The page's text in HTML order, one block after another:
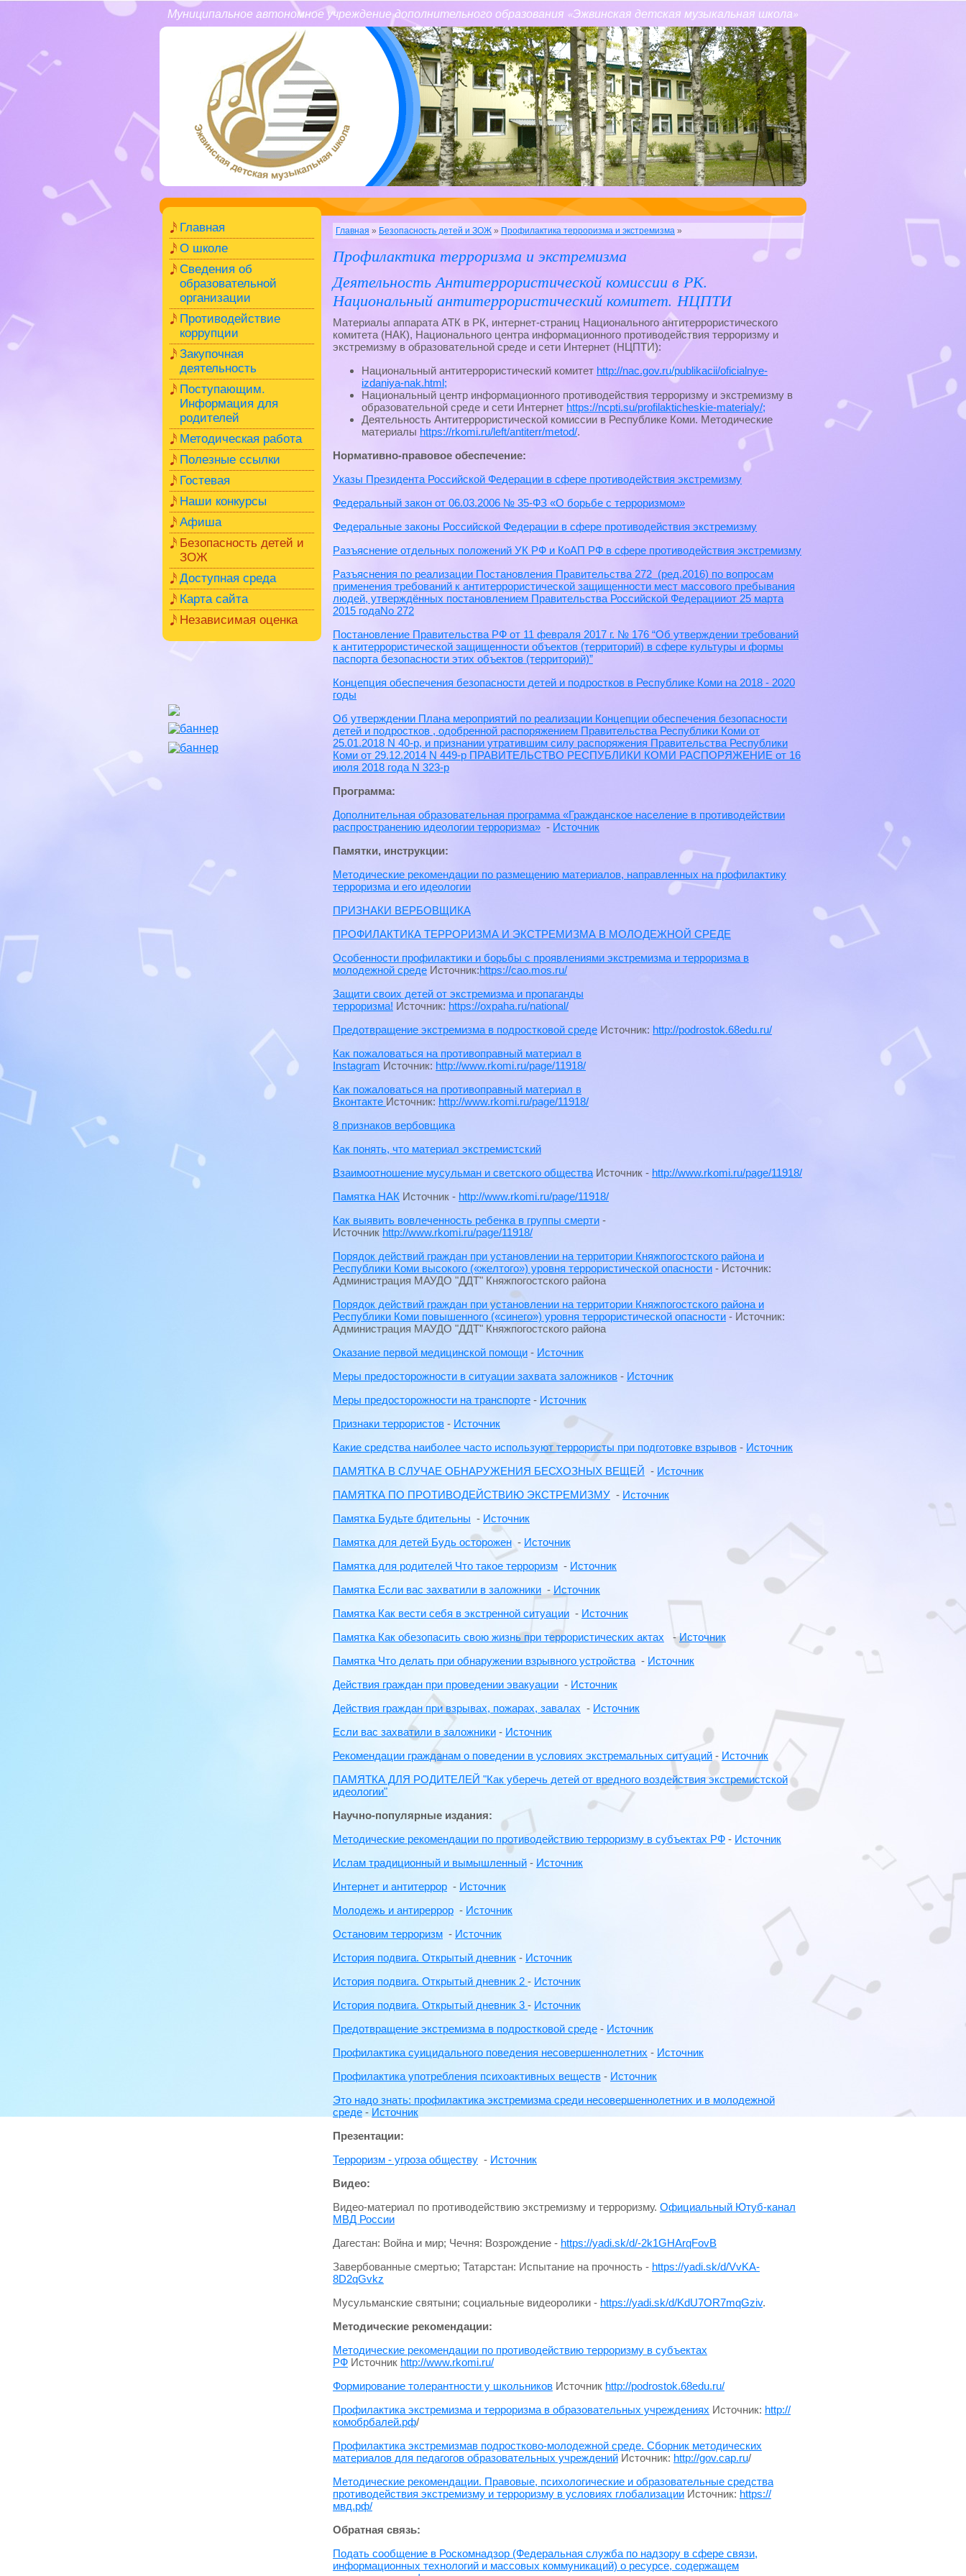
Муниципальное автономное учреждение дополнительного образования «Эжвинская детская музыкальная школа»
Главная
О школе
Сведения об
образовательной
организации
Противодействие
коррупции
Закупочная
деятельность
Поступающим.
Информация для
родителей
Методическая работа
Полезные ссылки
Гостевая
Наши конкурсы
Афиша
Безопасность детей и
ЗОЖ
Доступная среда
Карта сайта
Независимая оценка
Главная » Безопасность детей и ЗОЖ » Профилактика терроризма и экстремизма »
Профилактика терроризма и экстремизма
Деятельность Антитеррористической комиссии в РК.
Национальный антитеррористический комитет. НЦПТИ
Материалы аппарата АТК в РК, интернет-страниц Национального антитеррористического
комитета (НАК), Национального центра информационного противодействия терроризму и
экстремизму в образовательной среде и сети Интернет (НЦПТИ):
Национальный антитеррористический комитет http://nac.gov.ru/publikacii/oficialnye-
izdaniya-nak.html;
Национальный центр информационного противодействия терроризму и экстремизму в
образовательной среде и сети Интернет https://ncpti.su/profilakticheskie-materialy/;
Деятельность Антитеррористической комиссии в Республике Коми. Методические
материалы https://rkomi.ru/left/antiterr/metod/.
Нормативно-правовое обеспечение:
Указы Президента Российской Федерации в сфере противодействия экстремизму
Федеральный закон от 06.03.2006 № 35-ФЗ «О борьбе с терроризмом»
Федеральные законы Российской Федерации в сфере противодействия экстремизму
Разъяснение отдельных положений УК РФ и КоАП РФ в сфере противодействия экстремизму
Разъяснения по реализации Постановления Правительства 272 (ред.2016) по вопросам
применения требований к антитеррористической защищенности мест массового пребывания
людей, утверждённых постановлением Правительства Российской Федерацииот 25 марта
2015 годаNo 272
Постановление Правительства РФ от 11 февраля 2017 г. № 176 “Об утверждении требований
к антитеррористической защищенности объектов (территорий) в сфере культуры и формы
паспорта безопасности этих объектов (территорий)”
Концепция обеспечения безопасности детей и подростков в Республике Коми на 2018 - 2020
годы
Об утверждении Плана мероприятий по реализации Концепции обеспечения безопасности
детей и подростков , одобренной распоряжением Правительства Республики Коми от
25.01.2018 N 40-р, и признании утратившим силу распоряжения Правительства Республики
Коми от 29.12.2014 N 449-р ПРАВИТЕЛЬСТВО РЕСПУБЛИКИ КОМИ РАСПОРЯЖЕНИЕ от 16
июля 2018 года N 323-р
Программа:
Дополнительная образовательная программа «Гражданское население в противодействии
распространению идеологии терроризма» - Источник
Памятки, инструкции:
Методические рекомендации по размещению материалов, направленных на профилактику
терроризма и его идеологии
ПРИЗНАКИ ВЕРБОВЩИКА
ПРОФИЛАКТИКА ТЕРРОРИЗМА И ЭКСТРЕМИЗМА В МОЛОДЕЖНОЙ СРЕДЕ
Особенности профилактики и борьбы с проявлениями экстремизма и терроризма в
молодежной среде Источник:https://cao.mos.ru/
Защити своих детей от экстремизма и пропаганды
терроризма! Источник: https://oxpaha.ru/national/
Предотвращение экстремизма в подростковой среде Источник: http://podrostok.68edu.ru/
Как пожаловаться на противоправный материал в
Instagram Источник: http://www.rkomi.ru/page/11918/
Как пожаловаться на противоправный материал в
Вконтакте Источник: http://www.rkomi.ru/page/11918/
8 признаков вербовщика
Как понять, что материал экстремистский
Взаимоотношение мусульман и светского общества Источник - http://www.rkomi.ru/page/11918/
Памятка НАК Источник - http://www.rkomi.ru/page/11918/
Как выявить вовлеченность ребенка в группы смерти -
Источник http://www.rkomi.ru/page/11918/
Порядок действий граждан при установлении на территории Княжпогостского района и
Республики Коми высокого («желтого») уровня террористической опасности - Источник:
Администрация МАУДО "ДДТ" Княжпогостского района
Порядок действий граждан при установлении на территории Княжпогостского района и
Республики Коми повышенного («синего») уровня террористической опасности - Источник:
Администрация МАУДО "ДДТ" Княжпогостского района
Оказание первой медицинской помощи - Источник
Меры предосторожности в ситуации захвата заложников - Источник
Меры предосторожности на транспорте - Источник
Признаки террористов - Источник
Какие средства наиболее часто используют террористы при подготовке взрывов - Источник
ПАМЯТКА В СЛУЧАЕ ОБНАРУЖЕНИЯ БЕСХОЗНЫХ ВЕЩЕЙ - Источник
ПАМЯТКА ПО ПРОТИВОДЕЙСТВИЮ ЭКСТРЕМИЗМУ - Источник
Памятка Будьте бдительны - Источник
Памятка для детей Будь осторожен - Источник
Памятка для родителей Что такое терроризм - Источник
Памятка Если вас захватили в заложники - Источник
Памятка Как вести себя в экстренной ситуации - Источник
Памятка Как обезопасить свою жизнь при террористических актах -Источник
Памятка Что делать при обнаружении взрывного устройства - Источник
Действия граждан при проведении эвакуации - Источник
Действия граждан при взрывах, пожарах, завалах - Источник
Если вас захватили в заложники - Источник
Рекомендации гражданам о поведении в условиях экстремальных ситуаций - Источник
ПАМЯТКА ДЛЯ РОДИТЕЛЕЙ "Как уберечь детей от вредного воздействия экстремистской
идеологии"
Научно-популярные издания:
Методические рекомендации по противодействию терроризму в субъектах РФ - Источник
Ислам традиционный и вымышленный - Источник
Интернет и антитеррор - Источник
Молодежь и антиреррор - Источник
Остановим терроризм - Источник
История подвига. Открытый дневник - Источник
История подвига. Открытый дневник 2 - Источник
История подвига. Открытый дневник 3 - Источник
Предотвращение экстремизма в подростковой среде - Источник
Профилактика суицидального поведения несовершеннолетних - Источник
Профилактика употребления психоактивных веществ - Источник
Это надо знать: профилактика экстремизма среди несовершеннолетних и в молодежной
среде - Источник
Презентации:
Терроризм - угроза обществу - Источник
Видео:
Видео-материал по противодействию экстремизму и терроризму. Официальный Ютуб-канал
МВД России
Дагестан: Война и мир; Чечня: Возрождение - https://yadi.sk/d/-2k1GHArqFovB
Завербованные смертью; Татарстан: Испытание на прочность - https://yadi.sk/d/VvKA-
8D2qGvkz
Мусульманские святыни; социальные видеоролики - https://yadi.sk/d/KdU7OR7mqGziv.
Методические рекомендации:
Методические рекомендации по противодействию терроризму в субъектах
РФ Источник http://www.rkomi.ru/
Формирование толерантности у школьников Источник http://podrostok.68edu.ru/
Профилактика экстремизма и терроризма в образовательных учреждениях Источник: http://
комобрбалей.рф/
Профилактика экстремизмав подростково-молодежной среде. Сборник методических
материалов для педагогов образовательных учреждений Источник: http://gov.cap.ru/
Методические рекомендации. Правовые, психологические и образовательные средства
противодействия экстремизму и терроризму в условиях глобализации Источник: https://
мвд.рф/
Обратная связь:
Подать сообщение в Роскомнадзор (Федеральная служба по надзору в сфере связи,
информационных технологий и массовых коммуникаций) о ресурсе, содержащем